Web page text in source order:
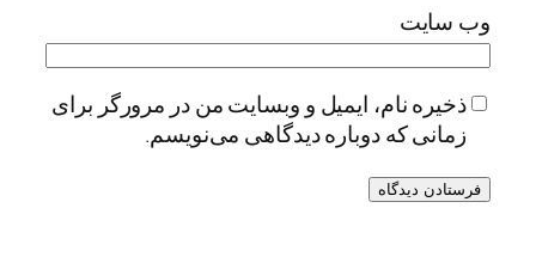
وب‌ سایت
ذخیره نام، ایمیل و وبسایت من در مرورگر برای
زمانی که دوباره دیدگاهی می‌نویسم.